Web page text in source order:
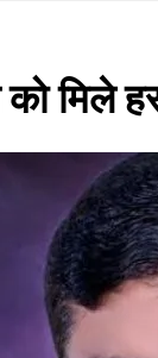
को मिले